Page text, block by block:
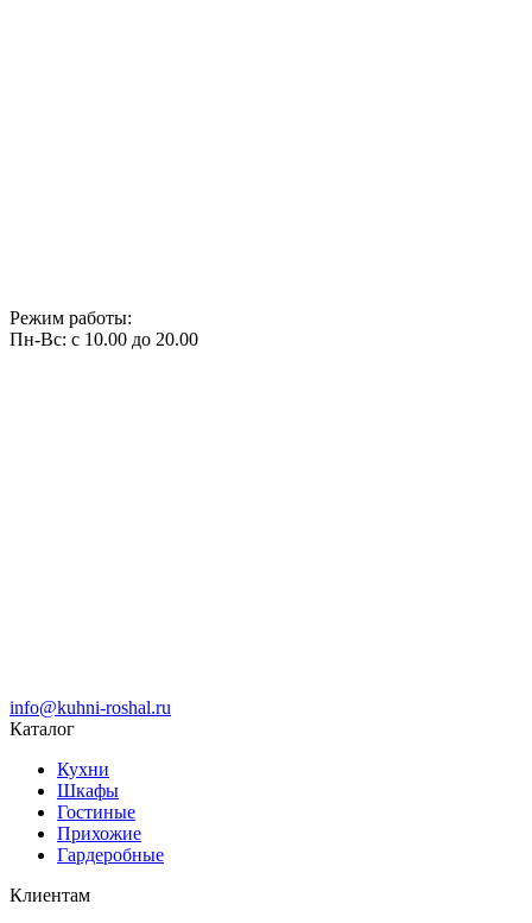
Режим работы:
Пн-Вс: с 10.00 до 20.00
info@kuhni-roshal.ru
Каталог
Кухни
Шкафы
Гостиные
Прихожие
Гардеробные
Клиентам